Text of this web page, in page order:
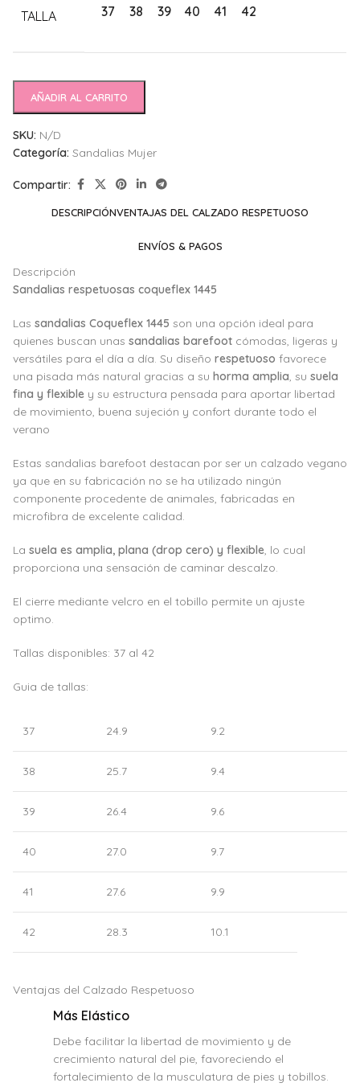
TALLA 37 38 39 40 41 42
AÑADIR AL CARRITO
SKU: N/D
Categoría: Sandalias Mujer
Compartir:
DESCRIPCIÓNVENTAJAS DEL CALZADO RESPETUOSO
ENVÍOS & PAGOS
Descripción
Sandalias respetuosas coqueflex 1445
Las sandalias Coqueflex 1445 son una opción ideal para
quienes buscan unas sandalias barefoot cómodas, ligeras y
versátiles para el día a día. Su diseño respetuoso favorece
una pisada más natural gracias a su horma amplia, su suela
fina y flexible y su estructura pensada para aportar libertad
de movimiento, buena sujeción y confort durante todo el
verano
Estas sandalias barefoot destacan por ser un calzado vegano
ya que en su fabricación no se ha utilizado ningún
componente procedente de animales, fabricadas en
microfibra de excelente calidad.
La suela es amplia, plana (drop cero) y flexible, lo cual
proporciona una sensación de caminar descalzo.
El cierre mediante velcro en el tobillo permite un ajuste
optimo.
Tallas disponibles: 37 al 42
Guia de tallas:
37 24.9 9.2
38 25.7 9.4
39 26.4 9.6
40 27.0 9.7
41 27.6 9.9
42 28.3 10.1
Ventajas del Calzado Respetuoso
Más Elástico
Debe facilitar la libertad de movimiento y de
crecimiento natural del pie, favoreciendo el
fortalecimiento de la musculatura de pies y tobillos.